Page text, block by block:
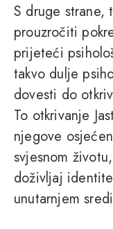
S druge strane,
prouzročiti
prijeteći
takvo dulje
dovesti do
To otkrivanje
njegove
svjesnom
doživljaj
unutarnjem